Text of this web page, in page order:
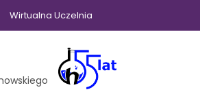
Wirtualna Uczelnia